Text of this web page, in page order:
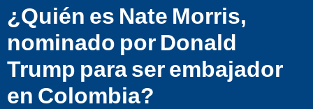
¿Quién es Nate Morris,
nominado por Donald
Trump para ser embajador
en Colombia?